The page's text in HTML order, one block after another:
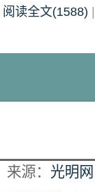
阅读全文(1588)
来源： 光明网